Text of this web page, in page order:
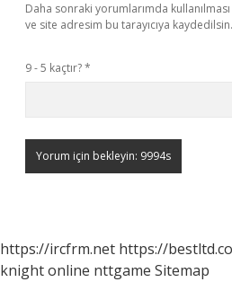
Daha sonraki yorumlarımda
ve site adresim bu tarayıcıya kaydedilsin.
9 - 5 kaçtır?*
https://ircfrm.net https://
knight online nttgame Sitemap